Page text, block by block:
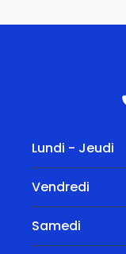
Lundi - Jeudi
Vendredi
Samedi